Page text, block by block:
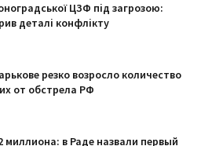
ЦЗФ під загрозою:
деталі конфлікту
резко возросло количество
от обстрела РФ
миллиона: в Раде назвали первый